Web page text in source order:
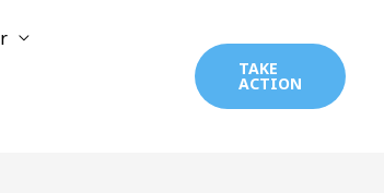
TAKE
ACTION